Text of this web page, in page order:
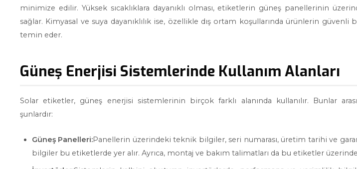
minimize edilir. Yüksek sıcaklıklara dayanıklı olması, etiketlerin güneş panellerinin
sağlar. Kimyasal ve suya dayanıklılık ise, özellikle dış ortam koşullarında ürünlerin güvenli
temin eder.
Güneş Enerjisi Sistemlerinde Kullanım Alanları
Solar etiketler, güneş enerjisi sistemlerinin birçok farklı alanında kullanılır. Bunlar
şunlardır:
Güneş Panelleri:Panellerin üzerindeki teknik bilgiler, seri numarası, üretim tarihi ve
bilgiler bu etiketlerde yer alır. Ayrıca, montaj ve bakım talimatları da bu etiketler